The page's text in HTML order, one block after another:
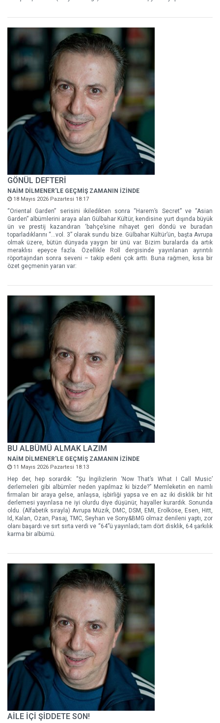
GÖNÜL DEFTERİ
NAİM DİLMENER'LE GEÇMİŞ ZAMANIN İZİNDE
18 Mayıs 2026 Pazartesi 18:17
“Oriental Garden” serisini ikiledikten sonra “Harem’s Secret” ve “Asian
Garden” albümlerini araya alan Gülbahar Kültür, kendisine yurt dışında büyük
ün ve prestij kazandıran ‘bahçe’sine nihayet geri döndü ve buradan
toparladıklarını “…vol. 3” olarak sundu bize. Gülbahar Kültür’ün, başta Avrupa
olmak üzere, bütün dünyada yaygın bir ünü var. Bizim buralarda da artık
meraklısı epeyce fazla. Özellikle Roll dergisinde yayınlanan ayrıntılı
röportajından sonra seveni – takip edeni çok arttı. Buna rağmen, kısa bir
özet geçmenin yararı var:
BU ALBÜMÜ ALMAK LAZIM
NAİM DİLMENER'LE GEÇMİŞ ZAMANIN İZİNDE
11 Mayıs 2026 Pazartesi 18:13
Hep der, hep sorardık: “Şu İngilizlerin ‘Now That’s What I Call Music’
derlemeleri gibi albümler neden yapılmaz ki bizde?” Memleketin en namlı
firmaları bir araya gelse, anlaşsa, işbirliği yapsa ve en az iki disklik bir hit
derlemesi yayınlasa ne iyi olurdu diye düşünür, hayaller kurardık. Sonunda
oldu. (Alfabetik sırayla) Avrupa Müzik, DMC, DSM, EMI, Erolköse, Esen, Hitt,
Id, Kalan, Ozan, Pasaj, TMC, Seyhan ve Sony&BMG olmaz denileni yaptı, zor
olanı başardı ve sırt sırta verdi ve “64”ü yayınladı; tam dört disklik, 64 şarkılık
karma bir albümü.
AİLE İÇİ ŞİDDETE SON!